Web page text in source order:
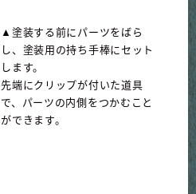
▲塗装する前にパーツをばら
し、塗装用の持ち手棒にセット
します。
先端にクリップが付いた道具
で、パーツの内側をつかむこと
ができます。